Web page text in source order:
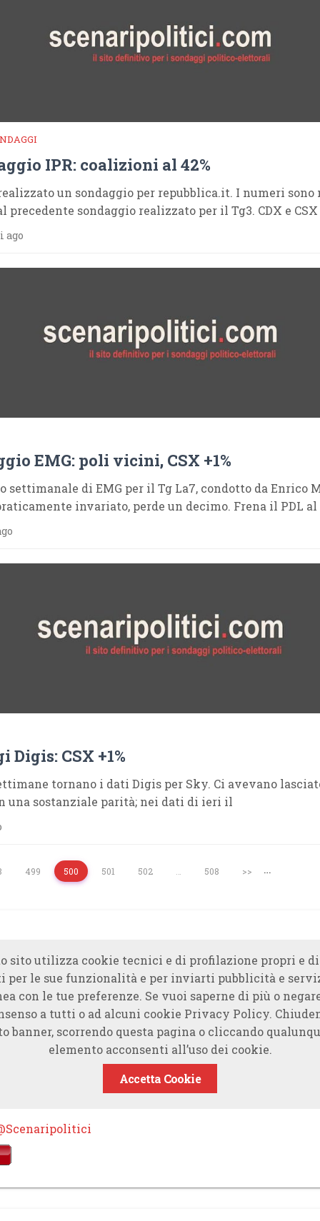
IPR: coalizioni al 42%
un sondaggio per repubblica.it. I numeri sono
precedente sondaggio realizzato per il Tg3. CDX e
ago
EMG: poli vicini, CSX +1%
settimanale di EMG per il Tg La7, condotto da Enrico
invariato, perde un decimo. Frena il PDL al
Digis: CSX +1%
tornano i dati Digis per Sky. Ci avevano
una sostanziale parità; nei dati di ieri il
…
499 500 501 502 508 >>
sito utilizza cookie tecnici e di profilazione propri e
per le sue funzionalità e per inviarti pubblicità e
con le tue preferenze. Se vuoi saperne di più o
a tutti o ad alcuni cookie Privacy Policy.
banner, scorrendo questa pagina o cliccando
elemento acconsenti all’uso dei cookie.
Accetta Cookie